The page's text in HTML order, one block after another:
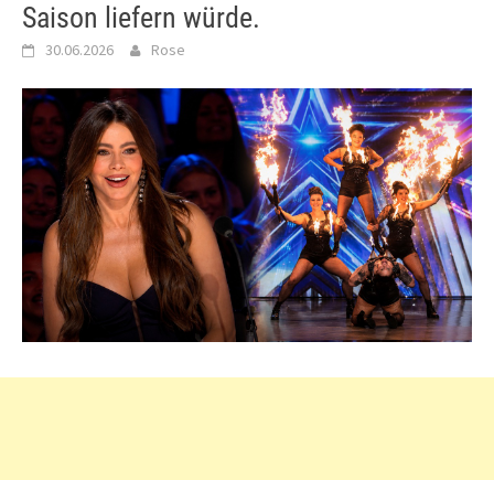
Saison liefern würde.
30.06.2026 Rose